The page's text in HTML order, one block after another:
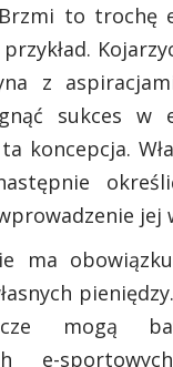
to trochę
z
sukces w
koncepcja.
jej
ma
mogą
e-